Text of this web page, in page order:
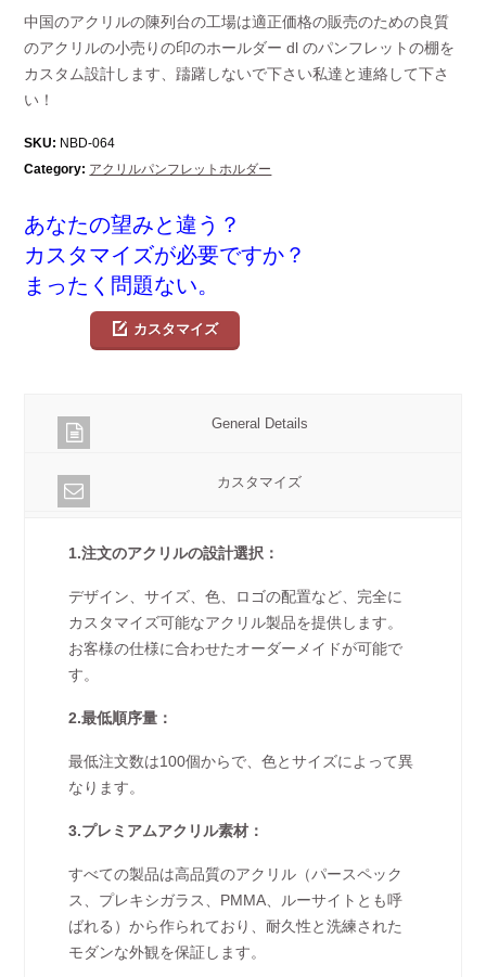
中国のアクリルの陳列台の工場は適正価格の販売のための良質
のアクリルの小売りの印のホールダー dl のパンフレットの棚を
カスタム設計します、躊躇しないで下さい私達と連絡して下さ
い！
SKU: NBD-064
Category: アクリルパンフレットホルダー
あなたの望みと違う？
カスタマイズが必要ですか？
まったく問題ない。
カスタマイズ
General Details
カスタマイズ
1.注文のアクリルの設計選択：
デザイン、サイズ、色、ロゴの配置など、完全に
カスタマイズ可能なアクリル製品を提供します。
お客様の仕様に合わせたオーダーメイドが可能で
す。
2.最低順序量：
最低注文数は100個からで、色とサイズによって異
なります。
3.プレミアムアクリル素材：
すべての製品は高品質のアクリル（パースペック
ス、プレキシガラス、PMMA、ルーサイトとも呼
ばれる）から作られており、耐久性と洗練された
モダンな外観を保証します。